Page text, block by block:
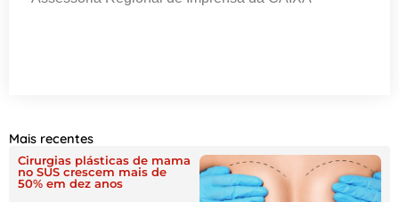
Mais recentes
Cirurgias plásticas de mama
no SUS crescem mais de
50% em dez anos